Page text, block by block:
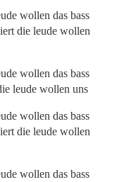
wollen das bass
die leude wollen
wollen das bass
leude wollen uns
wollen das bass
die leude wollen
wollen das bass